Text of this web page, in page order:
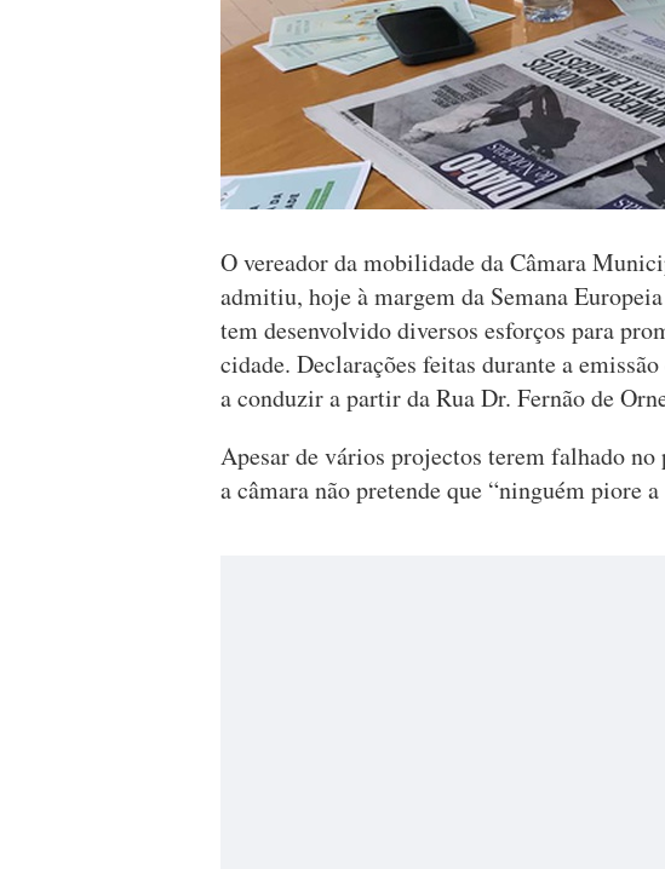
O vereador da mobilidade da Câmara
admitiu, hoje à margem da Semana
tem desenvolvido diversos esforços para
cidade. Declarações feitas durante a
a conduzir a partir da Rua Dr. Fernão de
Apesar de vários projectos terem falhado no
a câmara não pretende que “ninguém piore